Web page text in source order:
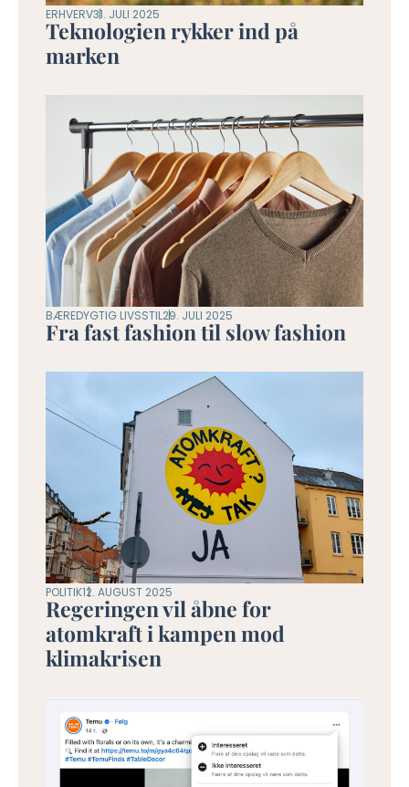
ERHVERV31. JULI 2025
Teknologien rykker ind på
marken
BÆREDYGTIG LIVSSTIL29. JULI 2025
Fra fast fashion til slow fashion
POLITIK12. AUGUST 2025
Regeringen vil åbne for
atomkraft i kampen mod
klimakrisen